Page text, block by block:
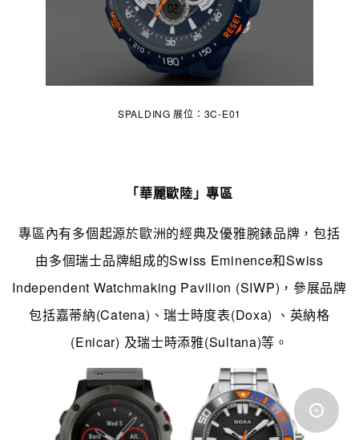
SPALDING 展位：3C-E01
「華麗歐陸」專區
專區內有多個起源於歐洲的經典及優雅腕錶品牌 ，包括
由多個瑞士品牌組成的Swiss Eminence和Swiss
Independent Watchmaking Pavilion (SIWP)，參展品牌
包括嘉蒂納(Catena)、瑞士時度表(Doxa) 、英納格
(Enicar) 及瑞士時添雅(Sultana)等 。